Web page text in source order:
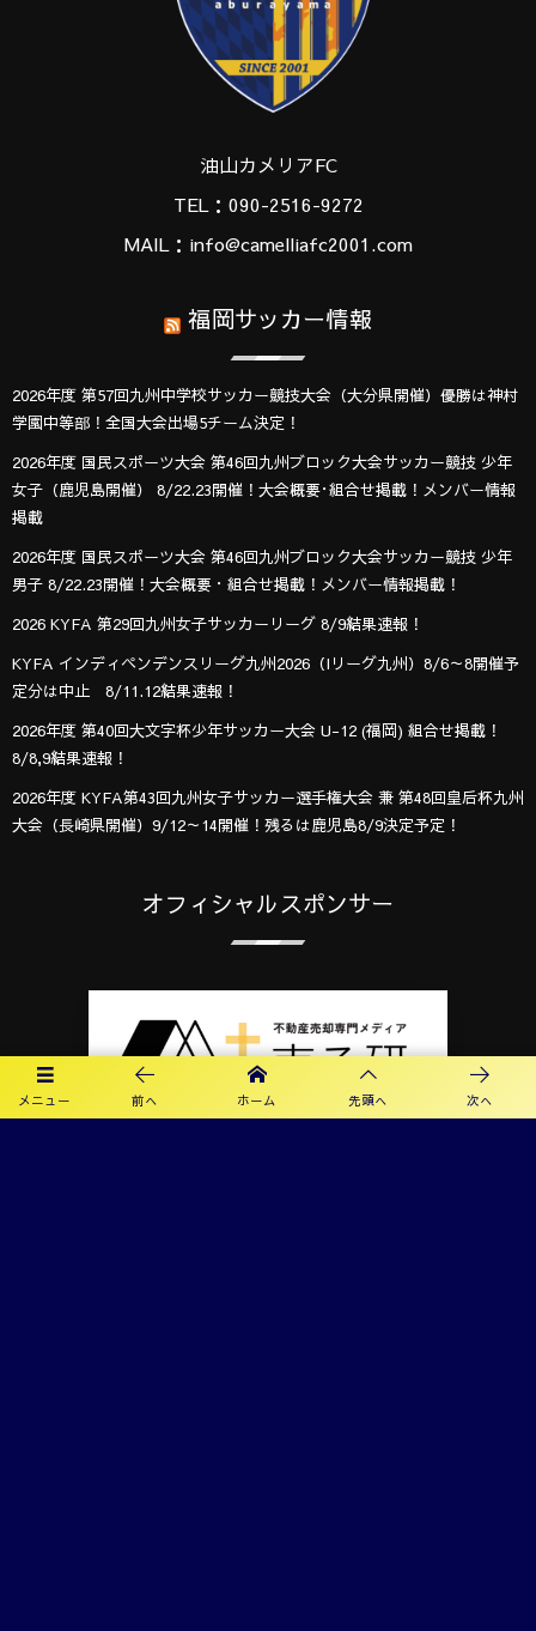
メニュー 前へ ホーム 先頭へ 次へ
油山カメリアFC
TEL：090-2516-9272
MAIL：info@camelliafc2001.com
福岡サッカー情報
2026年度 第57回九州中学校サッカー競技大会（大分県開催）優勝は神村
学園中等部！全国大会出場5チーム決定！
2026年度 国民スポーツ大会 第46回九州ブロック大会サッカー競技 少年
女子（鹿児島開催） 8/22.23開催！大会概要･組合せ掲載！メンバー情報
掲載
2026年度 国民スポーツ大会 第46回九州ブロック大会サッカー競技 少年
男子 8/22.23開催！大会概要・組合せ掲載！メンバー情報掲載！
2026 KYFA 第29回九州女子サッカーリーグ 8/9結果速報！
KYFA インディペンデンスリーグ九州2026（Iリーグ九州）8/6～8開催予
定分は中止 8/11.12結果速報！
2026年度 第40回大文字杯少年サッカー大会 U-12 (福岡) 組合せ掲載！
8/8,9結果速報！
2026年度 KYFA第43回九州女子サッカー選手権大会 兼 第48回皇后杯九州
大会（長崎県開催）9/12～14開催！残るは鹿児島8/9決定予定！
オフィシャルスポンサー